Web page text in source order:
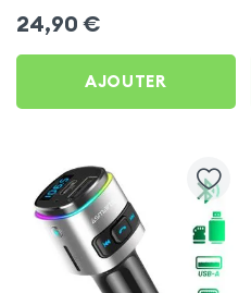
Chargeur Voiture USB C
et USB - XO
24,90 €
AJOUTER